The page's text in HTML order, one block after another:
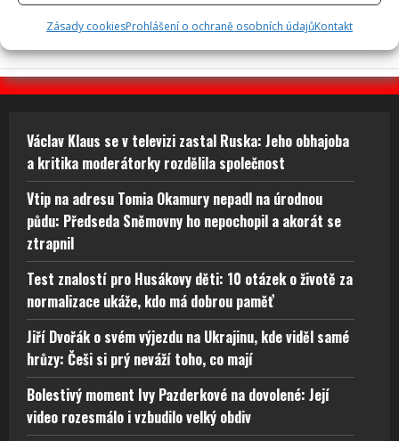
Zásady cookiesProhlášení o ochraně osobních údajůKontakt
Václav Klaus se v televizi zastal Ruska: Jeho obhajoba
a kritika moderátorky rozdělila společnost
Vtip na adresu Tomia Okamury nepadl na úrodnou
půdu: Předseda Sněmovny ho nepochopil a akorát se
ztrapnil
Test znalostí pro Husákovy děti: 10 otázek o životě za
normalizace ukáže, kdo má dobrou paměť
Jiří Dvořák o svém výjezdu na Ukrajinu, kde viděl samé
hrůzy: Češi si prý neváží toho, co mají
Bolestivý moment Ivy Pazderkové na dovolené: Její
video rozesmálo i vzbudilo velký obdiv